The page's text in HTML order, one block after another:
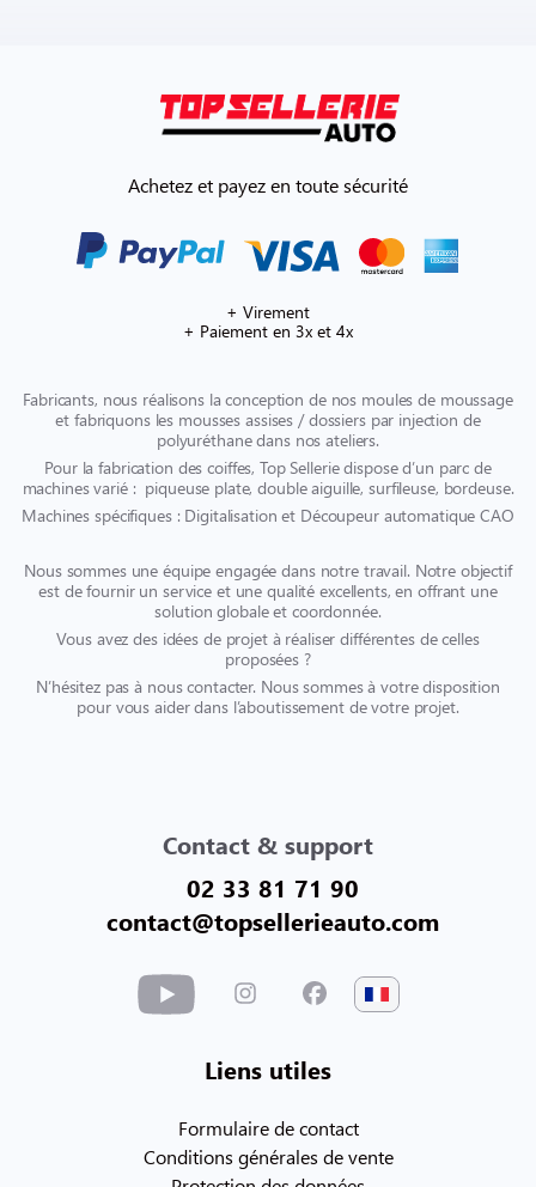
Achetez et payez en toute sécurité
+ Virement
+ Paiement en 3x et 4x
Fabricants, nous réalisons la conception de nos moules de moussage
et fabriquons les mousses assises / dossiers par injection de
polyuréthane dans nos ateliers.
Pour la fabrication des coiffes, Top Sellerie dispose d’un parc de
machines varié : piqueuse plate, double aiguille, surfileuse, bordeuse.
Machines spécifiques : Digitalisation et Découpeur automatique CAO
Nous sommes une équipe engagée dans notre travail. Notre objectif
est de fournir un service et une qualité excellents, en offrant une
solution globale et coordonnée.
Vous avez des idées de projet à réaliser différentes de celles
proposées ?
N’hésitez pas à nous contacter. Nous sommes à votre disposition
pour vous aider dans l’aboutissement de votre projet.
Contact & support
02 33 81 71 90
contact@topsellerieauto.com
Liens utiles
Formulaire de contact
Conditions générales de vente